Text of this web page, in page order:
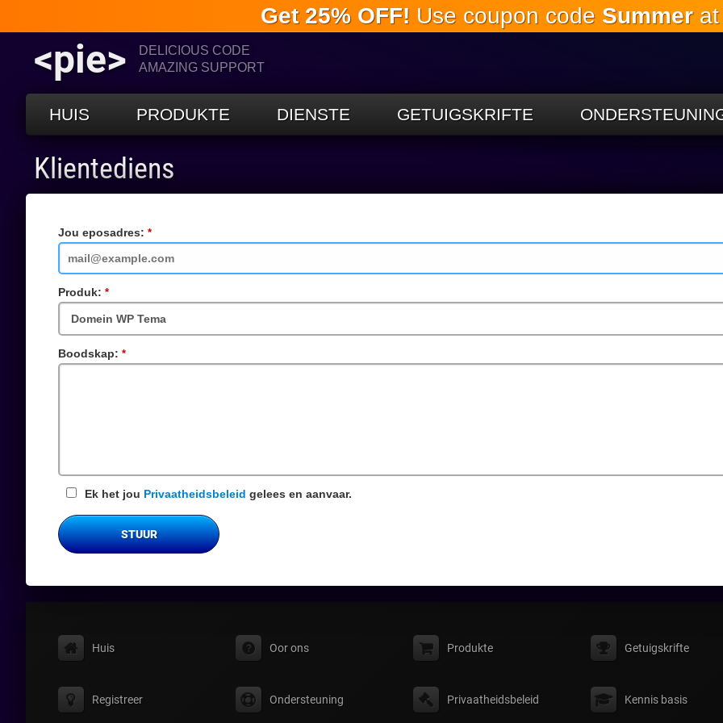
Slaan oor
na die
Get 25% OFF! Use coupon code Summerat
<pie>
DELICIOUS CODE
AMAZING SUPPORT
HUIS PRODUKTE DIENSTE GETUIGSKRIFTE
Klientediens
Jou eposadres:
veld
Produk:
veld
Boodskap:
veld
Ek het jou Privaatheidsbeleid gelees en aanvaar.
STUUR
Huis Oor ons Produkte Getuigskrifte
Registreer Ondersteuning Privaatheidsbeleid Kennis basis